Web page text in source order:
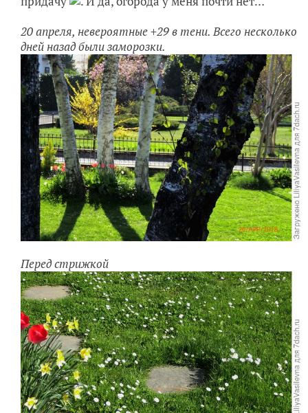
20 апреля, невероятные +29 в тени. Всего несколько
дней назад были заморозки.
Перед стрижкой